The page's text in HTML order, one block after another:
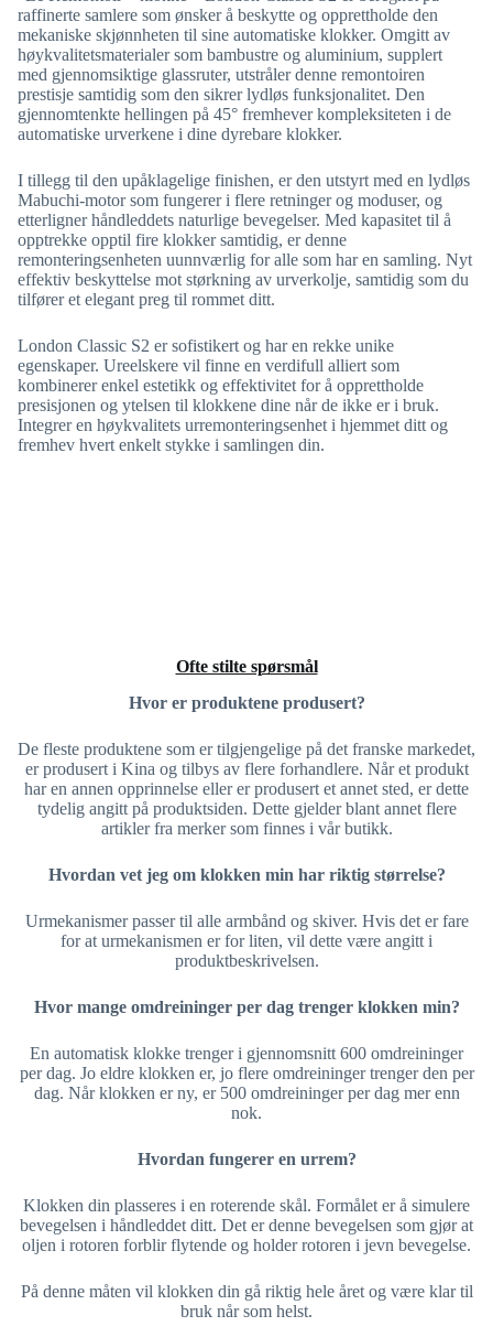
raffinerte samlere som ønsker å beskytte og opprettholde den
mekaniske skjønnheten til sine automatiske klokker. Omgitt av
høykvalitetsmaterialer som bambustre og aluminium, supplert
med gjennomsiktige glassruter, utstråler denne remontoiren
prestisje samtidig som den sikrer lydløs funksjonalitet. Den
gjennomtenkte hellingen på 45° fremhever kompleksiteten i de
automatiske urverkene i dine dyrebare klokker.
I tillegg til den upåklagelige finishen, er den utstyrt med en lydløs
Mabuchi-motor som fungerer i flere retninger og moduser, og
etterligner håndleddets naturlige bevegelser. Med kapasitet til å
opptrekke opptil fire klokker samtidig, er denne
remonteringsenheten uunnværlig for alle som har en samling. Nyt
effektiv beskyttelse mot størkning av urverkolje, samtidig som du
tilfører et elegant preg til rommet ditt.
London Classic S2 er sofistikert og har en rekke unike
egenskaper. Ureelskere vil finne en verdifull alliert som
kombinerer enkel estetikk og effektivitet for å opprettholde
presisjonen og ytelsen til klokkene dine når de ikke er i bruk.
Integrer en høykvalitets urremonteringsenhet i hjemmet ditt og
fremhev hvert enkelt stykke i samlingen din.
Ofte stilte spørsmål
Hvor er produktene produsert?
De fleste produktene som er tilgjengelige på det franske markedet,
er produsert i Kina og tilbys av flere forhandlere. Når et produkt
har en annen opprinnelse eller er produsert et annet sted, er dette
tydelig angitt på produktsiden. Dette gjelder blant annet flere
artikler fra merker som finnes i vår butikk.
Hvordan vet jeg om klokken min har riktig størrelse?
Urmekanismer passer til alle armbånd og skiver. Hvis det er fare
for at urmekanismen er for liten, vil dette være angitt i
produktbeskrivelsen.
Hvor mange omdreininger per dag trenger klokken min?
En automatisk klokke trenger i gjennomsnitt 600 omdreininger
per dag. Jo eldre klokken er, jo flere omdreininger trenger den per
dag. Når klokken er ny, er 500 omdreininger per dag mer enn
nok.
Hvordan fungerer en urrem?
Klokken din plasseres i en roterende skål. Formålet er å simulere
bevegelsen i håndleddet ditt. Det er denne bevegelsen som gjør at
oljen i rotoren forblir flytende og holder rotoren i jevn bevegelse.
På denne måten vil klokken din gå riktig hele året og være klar til
bruk når som helst.